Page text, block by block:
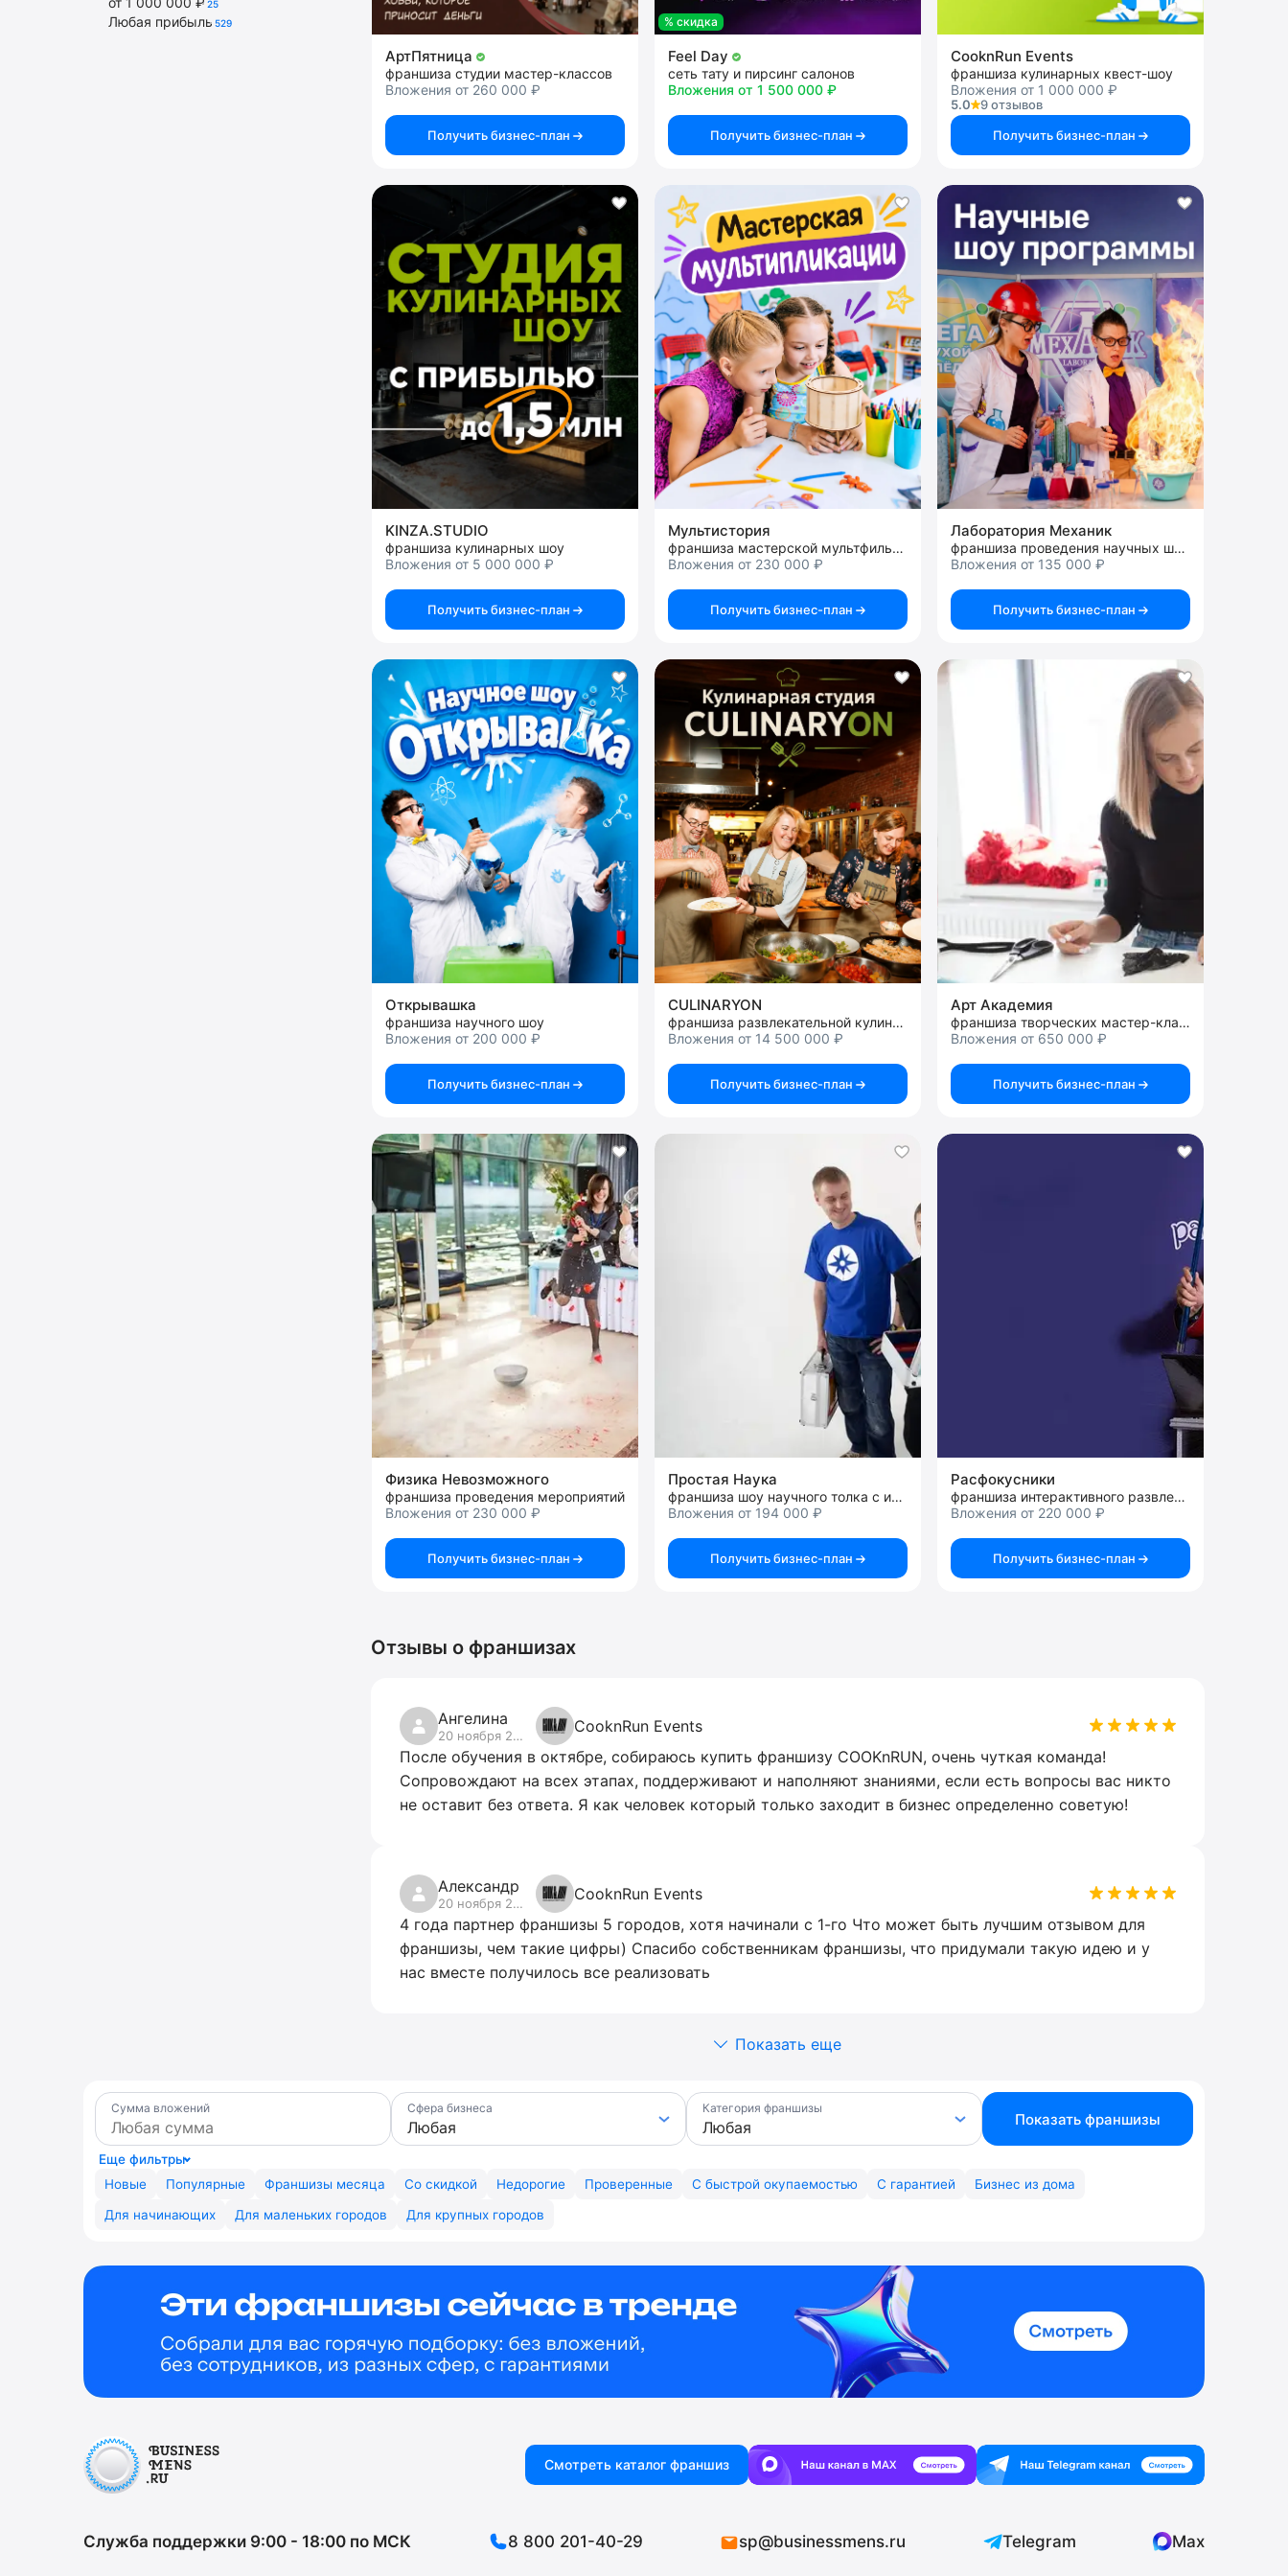
25
Любая прибыль 529
АртПятница
франшиза студии мастер-классов
Вложения от 260 000 ₽
Получить бизнес-план
% скидка
Feel Day
сеть тату и пирсинг салонов
Вложения от 1 500 000 ₽
Получить бизнес-план
CooknRun Events
франшиза кулинарных квест-шоу
Вложения от 1 000 000 ₽
5.0
9 отзывов
Получить бизнес-план
KINZA.STUDIO
франшиза кулинарных шоу
Вложения от 5 000 000 ₽
Получить бизнес-план
Мультистория
франшиза мастерской мультфильмов
Вложения от 230 000 ₽
Получить бизнес-план
Лаборатория Механик
франшиза проведения научных шоу программ
Вложения от 135 000 ₽
Получить бизнес-план
Открывашка
франшиза научного шоу
Вложения от 200 000 ₽
Получить бизнес-план
CULINARYON
франшиза развлекательной кулинарной студии
Вложения от 14 500 000 ₽
Получить бизнес-план
Арт Академия
франшиза творческих мастер-классов
Вложения от 650 000 ₽
Получить бизнес-план
Физика Невозможного
франшиза проведения мероприятий
Вложения от 230 000 ₽
Получить бизнес-план
Простая Наука
франшиза шоу научного толка с интерактивом
Вложения от 194 000 ₽
Получить бизнес-план
Расфокусники
франшиза интерактивного развлекательного шоу
Вложения от 220 000 ₽
Получить бизнес-план
Отзывы о франшизах
Ангелина
20 ноября 2023
CooknRun Events
После обучения в октябре, собираюсь купить франшизу COOKnRUN, очень чуткая команда!
Сопровождают на всех этапах, поддерживают и наполняют знаниями, если есть вопросы вас никто
не оставит без ответа. Я как человек который только заходит в бизнес определенно советую!
Александр
20 ноября 2024
CooknRun Events
4 года партнер франшизы 5 городов, хотя начинали с 1-го Что может быть лучшим отзывом для
франшизы, чем такие цифры) Спасибо собственникам франшизы, что придумали такую идею и у
нас вместе получилось все реализовать
Показать еще
Сумма вложений Сфера бизнеса Категория франшизы
Показать франшизы
Еще фильтры
Новые
Популярные Франшизы месяца Со скидкой Недорогие Проверенные С быстрой окупаемостью С гарантией
Бизнес из дома
Для начинающих
Для маленьких городов Для крупных городов
Смотреть каталог франшиз
Служба поддержки 9:00 - 18:00 по МСК 8 800 201-40-29 sp@businessmens.ru Telegram Max